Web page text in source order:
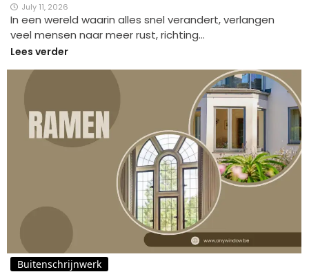
July 11, 2026
In een wereld waarin alles snel verandert, verlangen
veel mensen naar meer rust, richting…
Lees verder
Buitenschrijnwerk